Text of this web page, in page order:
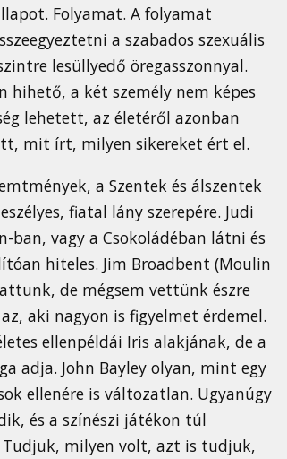
Folyamat. A folyamat
a szabados szexuális
lesüllyedő öregasszonnyal.
hihető, a két személy nem képes
lehetett, az életéről azonban
mit írt, milyen sikereket ért el.
a Szentek és álszentek
fiatal lány szerepére. Judi
ban, vagy a Csokoládéban látni és
hiteles. Jim Broadbent (Moulin
de mégsem vettünk észre
aki nagyon is figyelmet érdemel.
ellenpéldái Iris alakjának, de a
adja. John Bayley olyan, mint egy
ellenére is változatlan. Ugyanúgy
és a színészi játékon túl
Tudjuk, milyen volt, azt is tudjuk,